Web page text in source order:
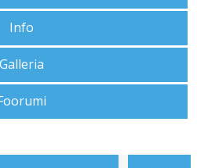
Info
Galleria